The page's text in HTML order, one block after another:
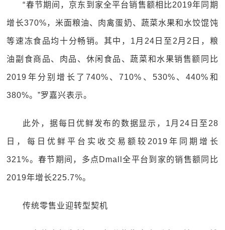
“春节期间，京东到家全平台销售额相比2019年同期
增长370%，米面粮油、肉禽蛋奶、蔬菜水果和水饺馄饨
等速冻食品均十分畅销。其中，1月24日至2月2日，粮
油副食商品、肉品、休闲食品、蔬菜和水果销售额同比
2019年分别增长了740%、710%、530%、440%和
380%。”罗嘉兴表示。
此外，据每日优鲜发布的数据显示，1月24日至28
日，每日优鲜平台实收交易额较2019年同期增长
321%。春节期间，多点Dmall全平台到家的销售额同比
2019年增长225.7%。
传统零售业迎转型契机